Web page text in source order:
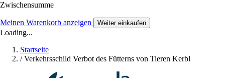
Zwischensumme
Meinen Warenkorb anzeigen Weiter einkaufen
Loading...
Startseite
/ Verkehrsschild Verbot des Fütterns von Tieren Kerbl